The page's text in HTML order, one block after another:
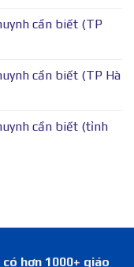
cần biết (TP
cần biết (TP Hà
cần biết (tỉnh
có hơn 1000+ giáo